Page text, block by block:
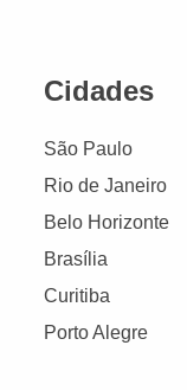
Cidades
São Paulo
Rio de Janeiro
Belo Horizonte
Brasília
Curitiba
Porto Alegre